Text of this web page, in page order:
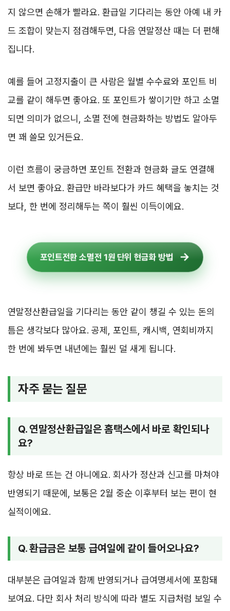
지 않으면 손해가 빨라요. 환급일 기다리는 동안 아예 내 카
드 조합이 맞는지 점검해두면, 다음 연말정산 때는 더 편해
집니다.
예를 들어 고정지출이 큰 사람은 월별 수수료와 포인트 비
교를 같이 해두면 좋아요. 또 포인트가 쌓이기만 하고 소멸
되면 의미가 없으니, 소멸 전에 현금화하는 방법도 알아두
면 꽤 쓸모 있거든요.
이런 흐름이 궁금하면 포인트 전환과 현금화 글도 연결해
서 보면 좋아요. 환급만 바라보다가 카드 혜택을 놓치는 것
보다, 한 번에 정리해두는 쪽이 훨씬 이득이에요.
포인트전환 소멸전 1원 단위 현금화 방법
연말정산환급일을 기다리는 동안 같이 챙길 수 있는 돈의
틈은 생각보다 많아요. 공제, 포인트, 캐시백, 연회비까지
한 번에 봐두면 내년에는 훨씬 덜 새게 됩니다.
자주 묻는 질문
Q. 연말정산환급일은 홈택스에서 바로 확인되나
요?
항상 바로 뜨는 건 아니에요. 회사가 정산과 신고를 마쳐야
반영되기 때문에, 보통은 2월 중순 이후부터 보는 편이 현
실적이에요.
Q. 환급금은 보통 급여일에 같이 들어오나요?
대부분은 급여일과 함께 반영되거나 급여명세서에 포함돼
보여요. 다만 회사 처리 방식에 따라 별도 지급처럼 보일 수